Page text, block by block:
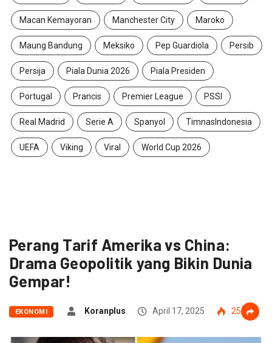
Macan Kemayoran Manchester City Maroko
Maung Bandung Meksiko Pep Guardiola Persib
Persija Piala Dunia 2026 Piala Presiden
Portugal Prancis Premier League PSSI
Real Madrid Serie A Spanyol TimnasIndonesia
UEFA Viking Viral World Cup 2026
Perang Tarif Amerika vs China:
Drama Geopolitik yang Bikin Dunia
Gempar!
EKONOMI Koranplus April 17, 2025 258